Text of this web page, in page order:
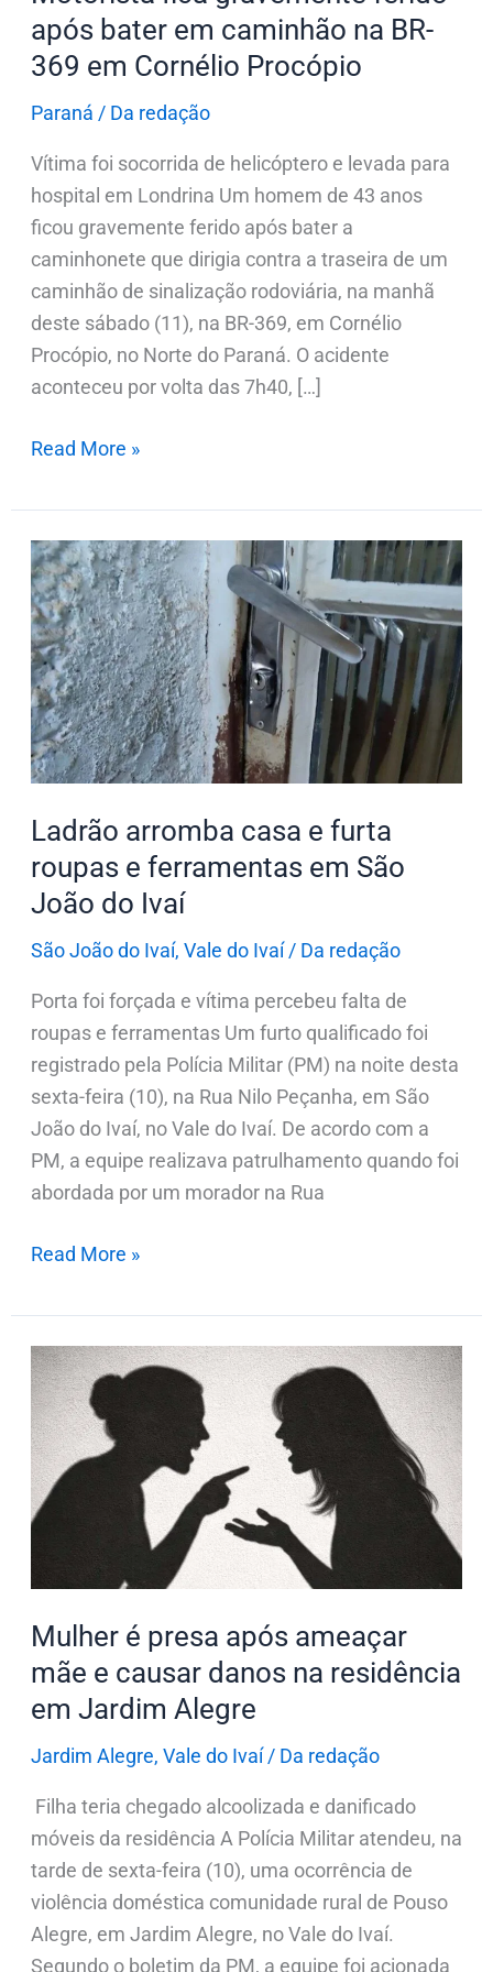
após bater em caminhão na BR-
369 em Cornélio Procópio
Paraná / Da redação
Vítima foi socorrida de helicóptero e levada para
hospital em Londrina Um homem de 43 anos
ficou gravemente ferido após bater a
caminhonete que dirigia contra a traseira de um
caminhão de sinalização rodoviária, na manhã
deste sábado (11), na BR-369, em Cornélio
Procópio, no Norte do Paraná. O acidente
aconteceu por volta das 7h40, […]
BR-
369
em
Cornélio
Read More »
Ladrão arromba casa e furta
roupas e ferramentas em São
João do Ivaí
São João do Ivaí, Vale do Ivaí/ Da redação
Porta foi forçada e vítima percebeu falta de
roupas e ferramentas Um furto qualificado foi
registrado pela Polícia Militar (PM) na noite desta
sexta-feira (10), na Rua Nilo Peçanha, em São
João do Ivaí, no Vale do Ivaí. De acordo com a
PM, a equipe realizava patrulhamento quando foi
abordada por um morador na Rua
Ladrão
arromba
casa
e
furta
roupas
e
ferramentas
São
João
do
Ivaí
Read More »
Mulher é presa após ameaçar
mãe e causar danos na residência
em Jardim Alegre
Jardim Alegre, Vale do Ivaí/ Da redação
Filha teria chegado alcoolizada e danificado
móveis da residência A Polícia Militar atendeu, na
tarde de sexta-feira (10), uma ocorrência de
violência doméstica comunidade rural de Pouso
Alegre, em Jardim Alegre, no Vale do Ivaí.
Segundo o boletim da PM, a equipe foi acionada
Mulher
é
presa
após
ameaçar
mãe
causar
na
residência
em
Jardim